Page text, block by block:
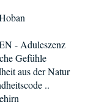
- Aduleszenz
Gefühle
aus der Natur
..